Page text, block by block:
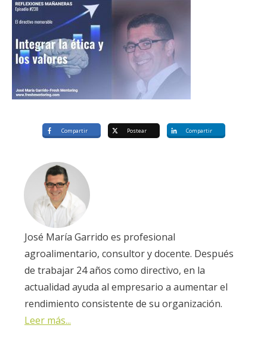
Compartir Postear Compartir
José María Garrido es profesional
agroalimentario, consultor y docente. Después
de trabajar 24 años como directivo, en la
actualidad ayuda al empresario a aumentar el
rendimiento consistente de su organización.
Leer más...